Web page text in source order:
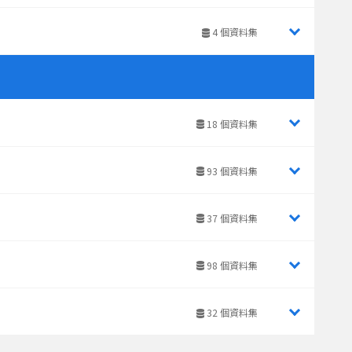
4 個資料集
18 個資料集
93 個資料集
37 個資料集
98 個資料集
32 個資料集